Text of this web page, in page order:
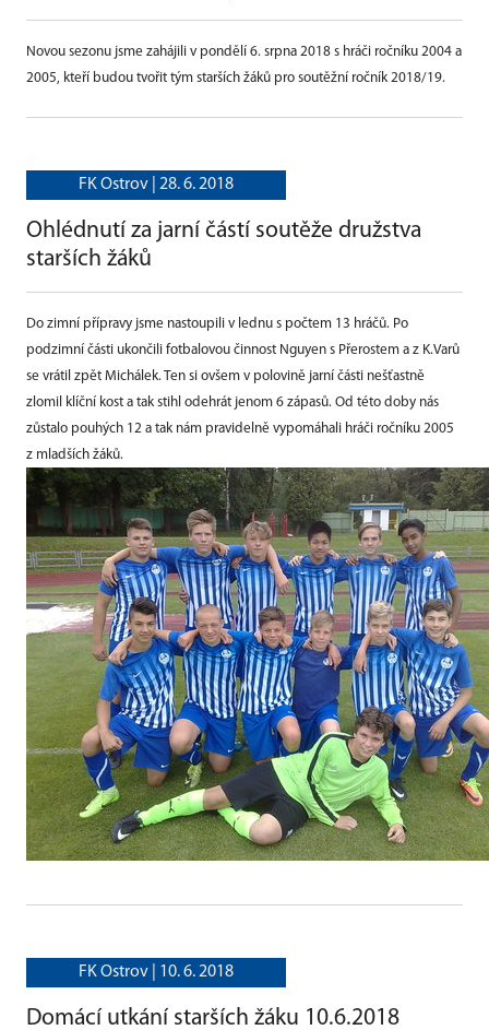
Novou sezonu jsme zahájili v pondělí 6. srpna 2018 s hráči ročníku 2004 a
2005, kteří budou tvořit tým starších žáků pro soutěžní ročník 2018/19.
FK Ostrov | 28. 6. 2018
Ohlédnutí za jarní částí soutěže družstva
starších žáků
Do zimní přípravy jsme nastoupili v lednu s počtem 13 hráčů. Po
podzimní části ukončili fotbalovou činnost Nguyen s Přerostem a z K.Varů
se vrátil zpět Michálek. Ten si ovšem v polovině jarní části nešťastně
zlomil klíční kost a tak stihl odehrát jenom 6 zápasů. Od této doby nás
zůstalo pouhých 12 a tak nám pravidelně vypomáhali hráči ročníku 2005
z mladších žáků.
FK Ostrov | 10. 6. 2018
Domácí utkání starších žáku 10.6.2018